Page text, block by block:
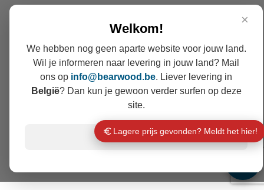
Lagere prijs gevonden? Meldt het hier!
×
Welkom!
We hebben nog geen aparte website voor jouw land.
Wil je informeren naar levering in jouw land? Mail
ons op info@ bearwood .be. Liever levering in
België? Dan kun je gewoon verder surfen op deze
site.
Verder surfen